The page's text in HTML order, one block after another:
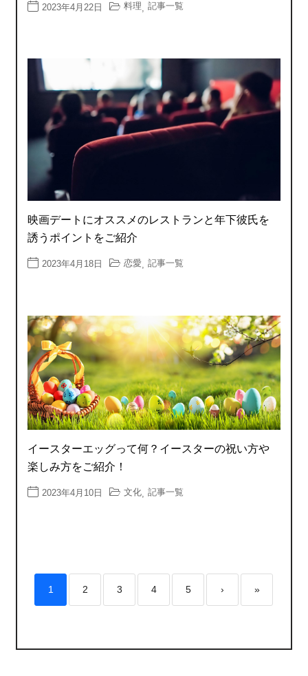
2023年4月22日 料理 記事一覧
映画デートにオススメのレストランと年下彼氏を
誘うポイントをご紹介
2023年4月18日 恋愛, 記事一覧
イースターエッグって何？イースターの祝い方や
楽しみ方をご紹介！
2023年4月10日 文化, 記事一覧
1 2 3 4 5 › »